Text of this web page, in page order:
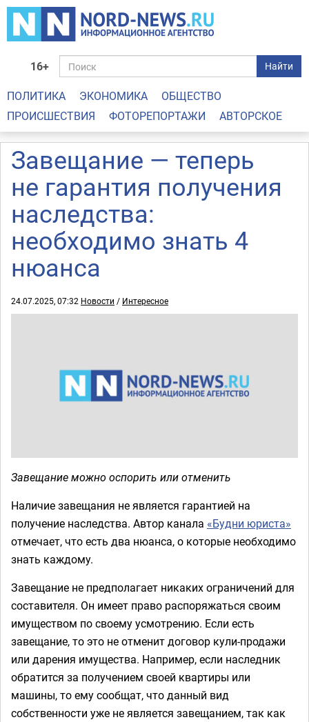
16+ Найти
ПОЛИТИКА ЭКОНОМИКА
ОБЩЕСТВО
ПРОИСШЕСТВИЯ
ФОТОРЕПОРТАЖИ АВТОРСКОЕ
Завещание — теперь
не гарантия получения
наследства:
необходимо знать 4
нюанса
24.07.2025, 07:32 Новости / Интересное
Завещание можно оспорить или отменить
Наличие завещания не является гарантией на
получение наследства. Автор канала «Будни юриста»
отмечает, что есть два нюанса, о которые необходимо
знать каждому.
Завещание не предполагает никаких ограничений для
составителя. Он имеет право распоряжаться своим
имуществом по своему усмотрению. Если есть
завещание, то это не отменит договор кули-продажи
или дарения имущества. Например, если наследник
обратится за получением своей квартиры или
машины, то ему сообщат, что данный вид
собственности уже не является завещанием, так как